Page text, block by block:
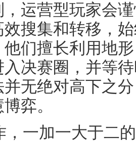
运营型玩家会
搜集和转移，
们擅长利用地
决赛圈，并等
无绝对高下之
弈。
，一加一大于二